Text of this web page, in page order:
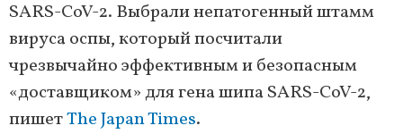
SARS-CoV-2. Выбрали непатогенный штамм
вируса оспы, который посчитали
чрезвычайно эффективным и безопасным
«доставщиком» для гена шипа SARS-CoV-2,
пишетThe Japan Times.